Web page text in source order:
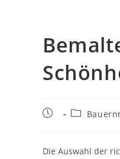
Die Auswahl der